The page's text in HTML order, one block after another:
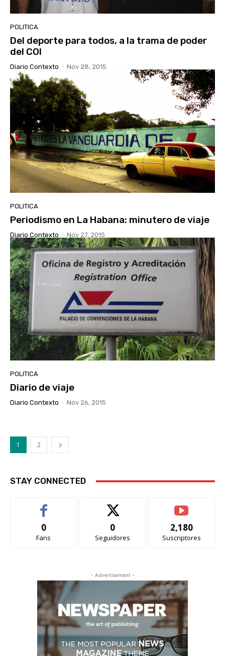
POLITICA
Del deporte para todos, a la trama de poder
del COI
Diario Contexto - Nov 28, 2015
POLITICA
Periodismo en La Habana: minutero de viaje
Diario Contexto - Nov 27, 2015
POLITICA
Diario de viaje
Diario Contexto - Nov 26, 2015
1 2
STAY CONNECTED
0
Fans
0
Seguidores
2,180
Suscriptores
- Advertisement -